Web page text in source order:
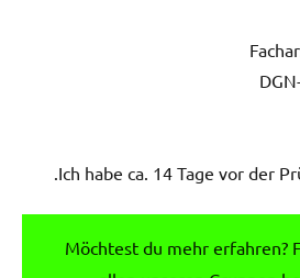
Ich habe ca. 14 Tage vor der
Möchtest du mehr erfahren?